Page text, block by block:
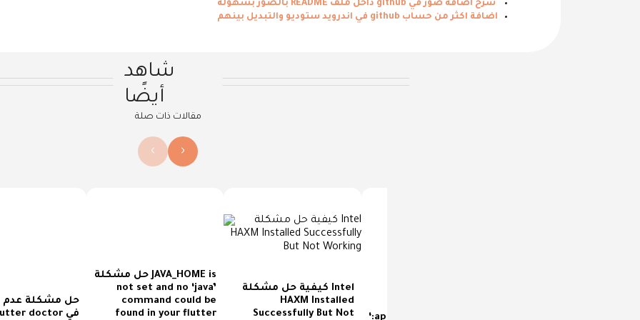
شرح اضافة صور في github داخل ملف README بالصور بسهوله
اضافة اكثر من حساب github في اندرويد ستوديو والتبديل بينهم
شاهد
أيضًا
مقالات ذات صلة
‹
›
‘:app:compileDebugJavaWithJavac’
كيفية حل مشكلة Intel
HAXM Installed
Successfully But Not
حل مشكلة JAVA_HOME is
not set and no ‘java’
command could be
found in your flutter
حل مشكلة